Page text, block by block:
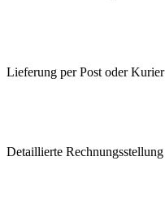
Lieferung per Post oder Kurier
Detaillierte Rechnungsstellung